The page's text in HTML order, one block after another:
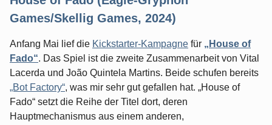
Games/Skellig Games, 2024)
Anfang Mai lief die Kickstarter-Kampagne für „House of
Fado“. Das Spiel ist die zweite Zusammenarbeit von Vital
Lacerda und João Quintela Martins. Beide schufen bereits
„Bot Factory“, was mir sehr gut gefallen hat. „House of
Fado“ setzt die Reihe der Titel dort, deren
Hauptmechanismus aus einem anderen,